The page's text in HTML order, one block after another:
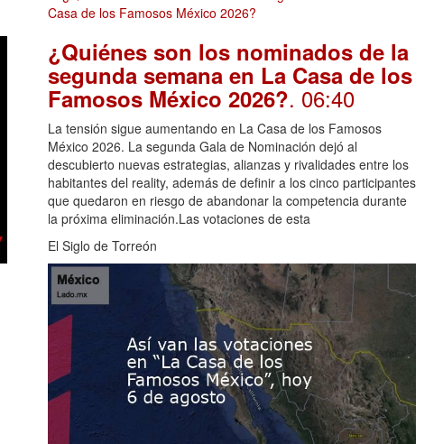
¿Quiénes son los nominados de la
segunda semana en La Casa de los
Famosos México 2026?. 06:40
La tensión sigue aumentando en La Casa de los Famosos
México 2026. La segunda Gala de Nominación dejó al
descubierto nuevas estrategias, alianzas y rivalidades entre los
habitantes del reality, además de definir a los cinco participantes
que quedaron en riesgo de abandonar la competencia durante
la próxima eliminación.Las votaciones de esta
El Siglo de Torreón